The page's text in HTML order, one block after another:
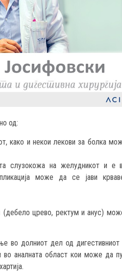
од:
како и некои лекови за болка
слузокожа на желудникот и е
може да се јави
(дебело црево, ректум и анус)
во долниот дел од
аналната област кои може да